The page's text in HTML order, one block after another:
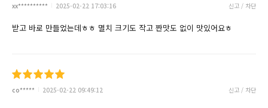
xx********** 2025-02-22 17:03:16 신고 / 차단
받고 바로 만들었는데ㅎㅎ 멸치 크기도 작고 짠맛도 없이 맛있어요ㅎ
co***** 2025-02-22 09:49:12 신고 / 차단